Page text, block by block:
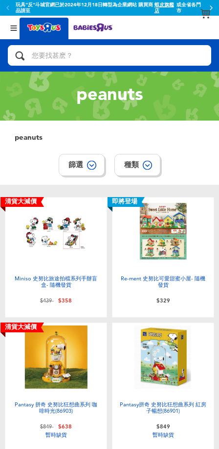
玩具"反"斗城官網已於2024年12月18日轉型為企業網站 購買商
品請至
蝦皮旗艦
店
或全省各門
市
返回
分類目錄
人氣英雄,角色扮演,射擊玩具
腳踏車,滑板車,騎乘車
拼砌組合及樂高LEGO
玩具車,貨車,火車及遙控系列
手工藝,文具,蠟筆,泥膠,畫板
娃娃, 芭比,收藏公仔
電子玩具
遊戲及拼圖系列
益智學習玩具
派對用品
角色扮演及造型系列
毛毛公仔玩具
返回
品牌
Toy Story玩具總動員
Super Mario超級瑪利歐
52TOYS
Fuggler
Miniso名創優品
playpop
LEGO樂高
Barbie芭比
Disney Frozen迪士尼冰雪奇緣
NERF熱火
Play-Doh培樂多
peanuts
peanuts
篩選 種類
清貨大減價
Miniso 史努比旅途拍檔系列手辦盲
盒- 隨機發貨
價格從
$439至$358
即將登場
Re-ment 史努比可愛甜蜜小屋- 隨機
發貨
$329
清貨大減價
Pantasy 拼奇 史努比狂想曲系列 咖
啡時光(86903)
價格從
$849至$638
暫時缺貨
Pantasy拼奇 史努比狂想曲系列 紅房
子暢想(86901)
$849
暫時缺貨